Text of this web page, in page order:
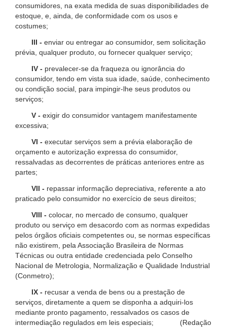
consumidores, na exata medida de suas disponibilidades de
estoque, e, ainda, de conformidade com os usos e
costumes;
III - enviar ou entregar ao consumidor, sem solicitação
prévia, qualquer produto, ou fornecer qualquer serviço;
IV - prevalecer-se da fraqueza ou ignorância do
consumidor, tendo em vista sua idade, saúde, conhecimento
ou condição social, para impingir-lhe seus produtos ou
serviços;
V - exigir do consumidor vantagem manifestamente
excessiva;
VI - executar serviços sem a prévia elaboração de
orçamento e autorização expressa do consumidor,
ressalvadas as decorrentes de práticas anteriores entre as
partes;
VII - repassar informação depreciativa, referente a ato
praticado pelo consumidor no exercício de seus direitos;
VIII - colocar, no mercado de consumo, qualquer
produto ou serviço em desacordo com as normas expedidas
pelos órgãos oficiais competentes ou, se normas específicas
não existirem, pela Associação Brasileira de Normas
Técnicas ou outra entidade credenciada pelo Conselho
Nacional de Metrologia, Normalização e Qualidade Industrial
(Conmetro);
IX - recusar a venda de bens ou a prestação de
serviços, diretamente a quem se disponha a adquiri-los
mediante pronto pagamento, ressalvados os casos de
intermediação regulados em leis especiais; (Redação